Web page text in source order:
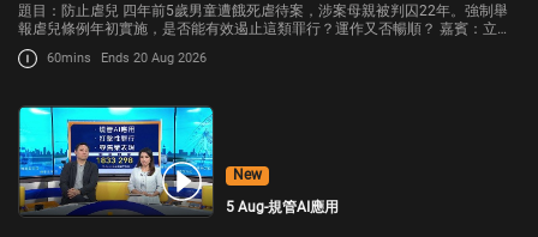
題目：防止虐兒 四年前5歲男童遭餓死虐待案，涉案母親被判囚22年。強制舉
報虐兒條例年初實施，是否能有效遏止這類罪行？運作又否暢順？ 嘉賓：立法
會議員(選舉委員會)、社聯主席管浩鳴
60mins Ends 20 Aug 2026
New
5 Aug-規管AI應用